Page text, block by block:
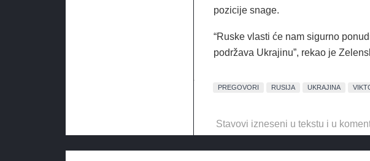
pozicije snage.
“Ruske vlasti će nam sigurno
podržava Ukrajinu”, rekao je
PREGOVORI RUSIJA UKRAJINA
Stavovi izneseni u tekstu i u